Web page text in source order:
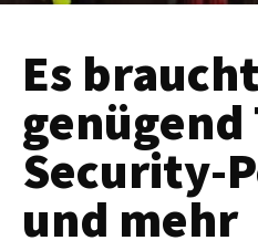
Es braucht
Security-
und mehr